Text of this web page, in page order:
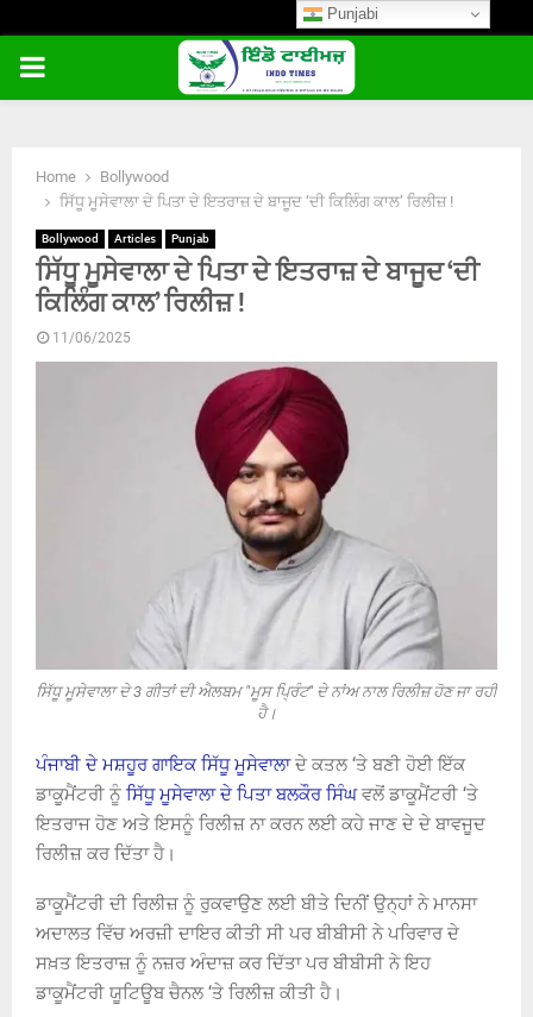
PRIMARY
Home
Bollywood
ਸਿੱਧੂ ਮੂਸੇਵਾਲਾ ਦੇ ਪਿਤਾ ਦੇ ਇਤਰਾਜ਼ ਦੇ ਬਾਜੂਦ ‘ਦੀ ਕਿਲਿੰਗ ਕਾਲ’ ਰਿਲੀਜ਼ !
Bollywood Articles Punjab
ਸਿੱਧੂ ਮੂਸੇਵਾਲਾ ਦੇ ਪਿਤਾ ਦੇ ਇਤਰਾਜ਼ ਦੇ ਬਾਜੂਦ ‘ਦੀ
ਕਿਲਿੰਗ ਕਾਲ’ ਰਿਲੀਜ਼ !
11/06/2025
ਸਿੱਧੂ ਮੂਸੇਵਾਲਾ ਦੇ 3 ਗੀਤਾਂ ਦੀ ਐਲਬਮ "ਮੂਸ ਪ੍ਰਿੰਟ" ਦੇ ਨਾਂਅ ਨਾਲ ਰਿਲੀਜ਼ ਹੋਣ ਜਾ ਰਹੀ
ਹੈ।
ਪੰਜਾਬੀ ਦੇ ਮਸ਼ਹੂਰ ਗਾਇਕ ਸਿੱਧੂ ਮੂਸੇਵਾਲਾਦੇ ਕਤਲ ‘ਤੇ ਬਣੀ ਹੋਈ ਇੱਕ
ਡਾਕੂਮੈਂਟਰੀ ਨੂੰ ਸਿੱਧੂ ਮੂਸੇਵਾਲਾ ਦੇ ਪਿਤਾ ਬਲਕੌਰ ਸਿੰਘਵਲੋਂ ਡਾਕੂਮੈਂਟਰੀ ‘ਤੇ
ਇਤਰਾਜ ਹੋਣ ਅਤੇ ਇਸਨੂੰ ਰਿਲੀਜ਼ ਨਾ ਕਰਨ ਲਈ ਕਹੇ ਜਾਣ ਦੇ ਦੇ ਬਾਵਜੂਦ
ਰਿਲੀਜ਼ ਕਰ ਦਿੱਤਾ ਹੈ।
ਡਾਕੂਮੈਂਟਰੀ ਦੀ ਰਿਲੀਜ਼ ਨੂੰ ਰੁਕਵਾਉਣ ਲਈ ਬੀਤੇ ਦਿਨੀਂ ਉਨ੍ਹਾਂ ਨੇ ਮਾਨਸਾ
ਅਦਾਲਤ ਵਿੱਚ ਅਰਜ਼ੀ ਦਾਇਰ ਕੀਤੀ ਸੀ ਪਰ ਬੀਬੀਸੀ ਨੇ ਪਰਿਵਾਰ ਦੇ
ਸਖ਼ਤ ਇਤਰਾਜ਼ ਨੂੰ ਨਜ਼ਰ ਅੰਦਾਜ਼ ਕਰ ਦਿੱਤਾ ਪਰ ਬੀਬੀਸੀ ਨੇ ਇਹ
ਡਾਕੂਮੈਂਟਰੀ ਯੂਟਿਊਬ ਚੈਨਲ ‘ਤੇ ਰਿਲੀਜ਼ ਕੀਤੀ ਹੈ।
Punjabi